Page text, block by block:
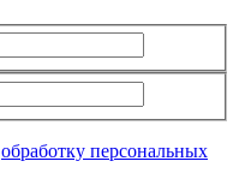
обработку персональных